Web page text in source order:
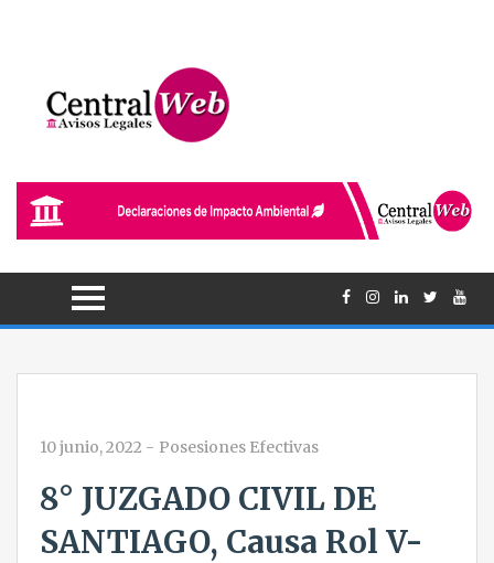
10 junio, 2022 - Posesiones Efectivas
8° JUZGADO CIVIL DE
SANTIAGO, Causa Rol V-